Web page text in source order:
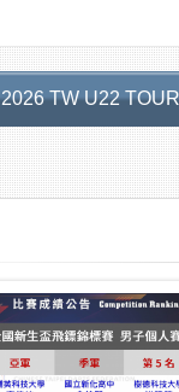
2026 TW U22 TOUR